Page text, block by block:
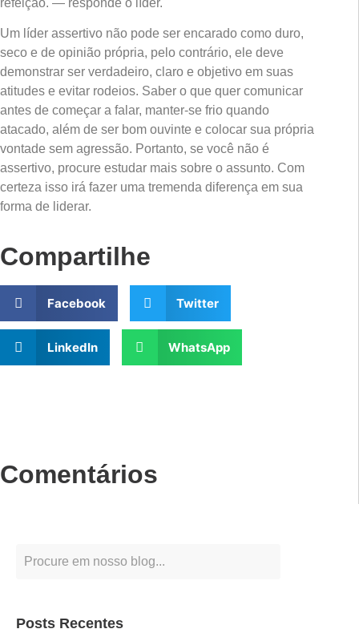
Um líder assertivo não pode ser encarado como duro,
seco e de opinião própria, pelo contrário, ele deve
demonstrar ser verdadeiro, claro e objetivo em suas
atitudes e evitar rodeios. Saber o que quer comunicar
antes de começar a falar, manter-se frio quando
atacado, além de ser bom ouvinte e colocar sua própria
vontade sem agressão. Portanto, se você não é
assertivo, procure estudar mais sobre o assunto. Com
certeza isso irá fazer uma tremenda diferença em sua
forma de liderar.
Compartilhe
Facebook Twitter
LinkedIn WhatsApp
Comentários
Posts Recentes